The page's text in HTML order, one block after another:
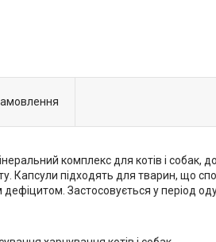
комплекс для котів і собак,
Капсули підходять для тварин, що
Застосовується у період